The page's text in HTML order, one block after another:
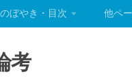
ぼやき・目次 他ペ
考